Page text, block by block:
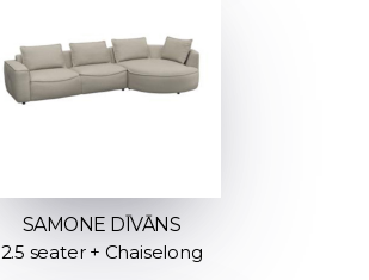
SAMONE DĪVĀNS
2.5 seater + Chaiselong